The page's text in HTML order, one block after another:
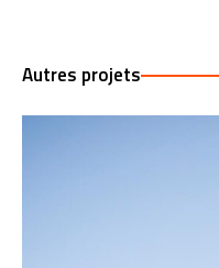
Autres projets